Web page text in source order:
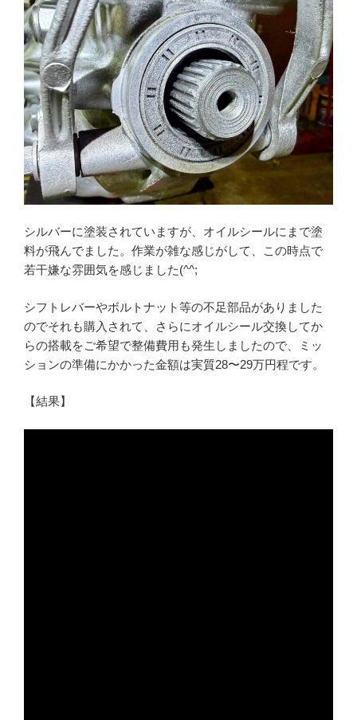
シルバーに塗装されていますが、オイルシールにまで塗
料が飛んでました。作業が雑な感じがして、この時点で
若干嫌な雰囲気を感じました(^^;
シフトレバーやボルトナット等の不足部品がありました
のでそれも購入されて、さらにオイルシール交換してか
らの搭載をご希望で整備費用も発生しましたので、ミッ
ションの準備にかかった金額は実質28〜29万円程です。
【結果】